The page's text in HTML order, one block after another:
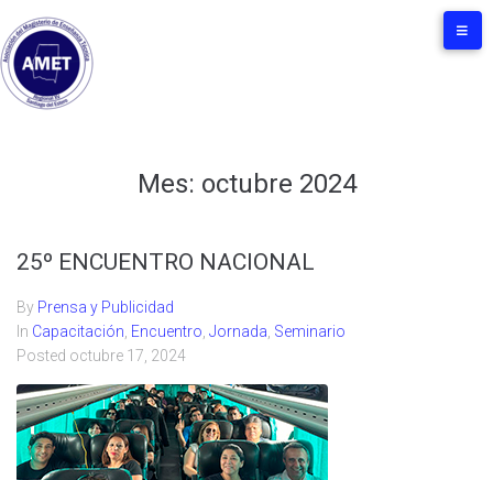
Mes: octubre 2024
25º ENCUENTRO NACIONAL
By Prensa y Publicidad
In Capacitación Encuentro Jornada Seminario
Posted octubre 17, 2024